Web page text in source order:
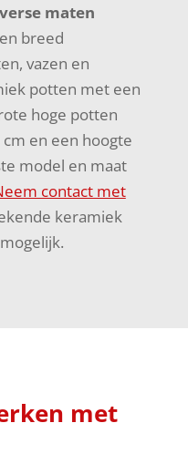
maten
breed
vazen en
potten met een
hoge potten
en een hoogte
model en maat
contact met
keramiek
met